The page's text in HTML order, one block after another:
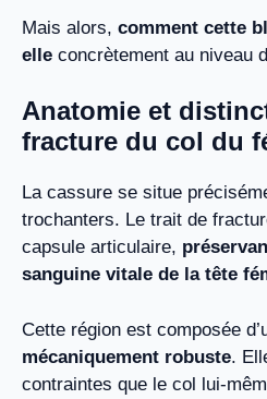
Mais alors, comment cette
elle concrètement au niveau
Anatomie et
fracture du col du
La cassure se situe
trochanters. Le trait de
capsule articulaire,
sanguine vitale de la tête
Cette région est composée
mécaniquement robuste.
contraintes que le col lui-